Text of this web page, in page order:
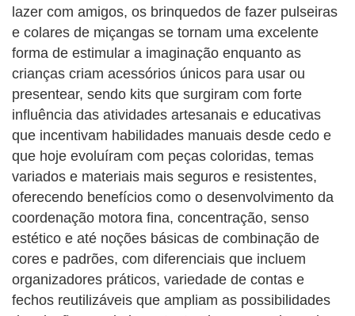
lazer com amigos, os brinquedos de fazer pulseiras
e colares de miçangas se tornam uma excelente
forma de estimular a imaginação enquanto as
crianças criam acessórios únicos para usar ou
presentear, sendo kits que surgiram com forte
influência das atividades artesanais e educativas
que incentivam habilidades manuais desde cedo e
que hoje evoluíram com peças coloridas, temas
variados e materiais mais seguros e resistentes,
oferecendo benefícios como o desenvolvimento da
coordenação motora fina, concentração, senso
estético e até noções básicas de combinação de
cores e padrões, com diferenciais que incluem
organizadores práticos, variedade de contas e
fechos reutilizáveis que ampliam as possibilidades